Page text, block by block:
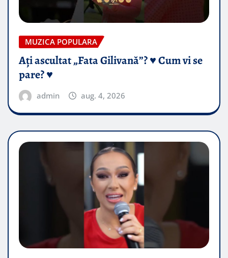
MUZICA POPULARA
Ați ascultat „Fata Gilivană”? ♥️ Cum vi se
pare? ♥️
admin aug. 4, 2026